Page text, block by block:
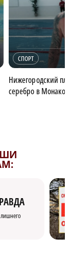
СПОРТ
Нижегородский
серебро в Монако